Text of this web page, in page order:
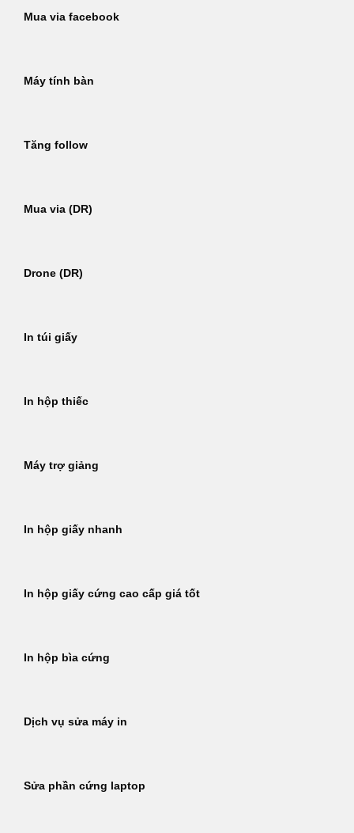
Mua via facebook
Máy tính bàn
Tăng follow
Mua via (DR)
Drone (DR)
In túi giấy
In hộp thiếc
Máy trợ giảng
In hộp giấy nhanh
In hộp giấy cứng cao cấp giá tốt
In hộp bìa cứng
Dịch vụ sửa máy in
Sửa phần cứng laptop